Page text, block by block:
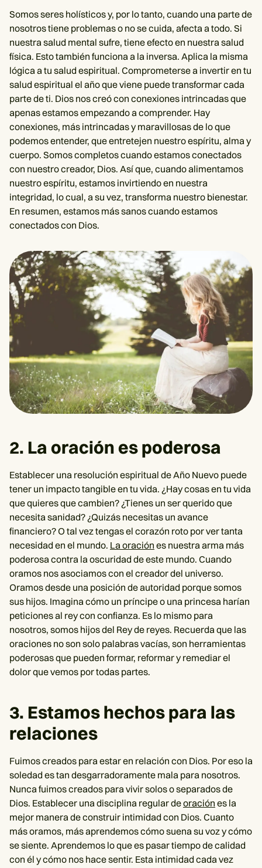
Somos seres holísticos y, por lo tanto, cuando una parte de
nosotros tiene problemas o no se cuida, afecta a todo. Si
nuestra salud mental sufre, tiene efecto en nuestra salud
física. Esto también funciona a la inversa. Aplica la misma
lógica a tu salud espiritual. Comprometerse a invertir en tu
salud espiritual el año que viene puede transformar cada
parte de ti. Dios nos creó con conexiones intrincadas que
apenas estamos empezando a comprender. Hay
conexiones, más intrincadas y maravillosas de lo que
podemos entender, que entretejen nuestro espíritu, alma y
cuerpo. Somos completos cuando estamos conectados
con nuestro creador, Dios. Así que, cuando alimentamos
nuestro espíritu, estamos invirtiendo en nuestra
integridad, lo cual, a su vez, transforma nuestro bienestar.
En resumen, estamos más sanos cuando estamos
conectados con Dios.
2. La oración es poderosa
Establecer una resolución espiritual de Año Nuevo puede
tener un impacto tangible en tu vida. ¿Hay cosas en tu vida
que quieres que cambien? ¿Tienes un ser querido que
necesita sanidad? ¿Quizás necesitas un avance
financiero? O tal vez tengas el corazón roto por ver tanta
necesidad en el mundo. La oración es nuestra arma más
poderosa contra la oscuridad de este mundo. Cuando
oramos nos asociamos con el creador del universo.
Oramos desde una posición de autoridad porque somos
sus hijos. Imagina cómo un príncipe o una princesa harían
peticiones al rey con confianza. Es lo mismo para
nosotros, somos hijos del Rey de reyes. Recuerda que las
oraciones no son solo palabras vacías, son herramientas
poderosas que pueden formar, reformar y remediar el
dolor que vemos por todas partes.
3. Estamos hechos para las
relaciones
Fuimos creados para estar en relación con Dios. Por eso la
soledad es tan desgarradoramente mala para nosotros.
Nunca fuimos creados para vivir solos o separados de
Dios. Establecer una disciplina regular deoración es la
mejor manera de construir intimidad con Dios. Cuanto
más oramos, más aprendemos cómo suena su voz y cómo
se siente. Aprendemos lo que es pasar tiempo de calidad
con él y cómo nos hace sentir. Esta intimidad cada vez